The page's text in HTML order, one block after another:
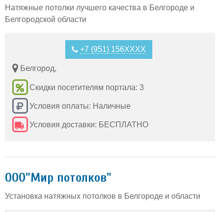
Натяжные потолки лучшего качества в Белгороде и
Белгородской области
+7 (951) 156XXXX
Белгород,
Скидки посетителям портала: 3
Условия оплаты: Наличные
Условия доставки: БЕСПЛАТНО
ООО"Мир потолков"
Установка натяжных потолков в Белгороде и области